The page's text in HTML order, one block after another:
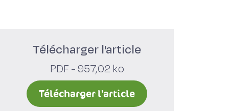
Télécharger l'article
PDF - 957,02 ko
Télécharger l'article